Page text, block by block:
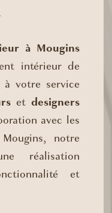
à Mougins
intérieur de
à votre service
etdesigners
avec les
notre
réalisation
et